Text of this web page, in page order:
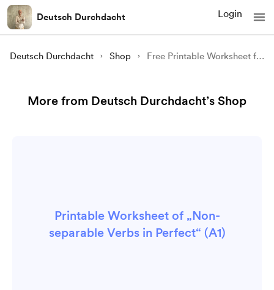
Deutsch Durchdacht Login
Deutsch Durchdacht Shop Free Printable Worksheet for Separable Verbs in Perfect A1
More from Deutsch Durchdacht’s Shop
Printable Worksheet of „Non-
separable Verbs in Perfect“ (A1)